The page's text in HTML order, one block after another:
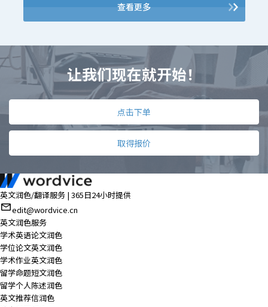
查看更多
让我们现在就开始！
点击下单
取得报价
英文润色/翻译服务 | 365日24小时提供
edit@wordvice.cn
英文润色服务
学术英语论文润色
学位论文英文润色
学术作业英文润色
留学命题短文润色
留学个人陈述润色
英文推荐信润色